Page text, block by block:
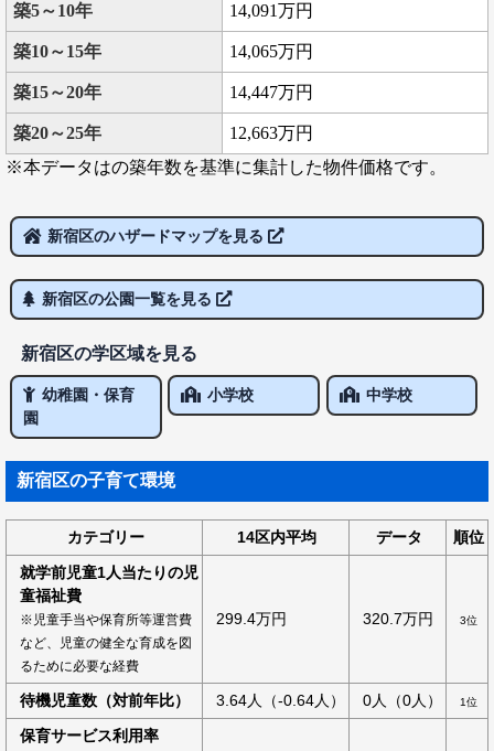
築5～10年 14,091万円
築10～15年 14,065万円
築15～20年 14,447万円
築20～25年
12,663万円
※本データはの築年数を基準に集計した物件価格です。
新宿区のハザードマップを見る
新宿区の公園一覧を見る
新宿区の学区域を見る
幼稚園・保育
園
小学校 中学校
新宿区の子育て環境
カテゴリー 14区内平均 データ
順位
就学前児童1人当たりの児
童福祉費
※児童手当や保育所等運営費
など、児童の健全な育成を図
るために必要な経費
299.4万円 320.7万円 3位
待機児童数（対前年比） 3.64人（-0.64人） 0人（0人） 1位
保育サービス利用率